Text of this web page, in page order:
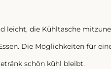
leicht, die Kühltasche
Die Möglichkeiten für
schön kühl bleibt.